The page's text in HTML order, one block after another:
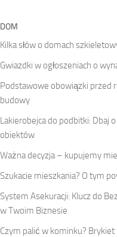
DOM
Kilka słów o domach
Gwiazdki w ogłoszeniach o
Podstawowe obowiązki przed
budowy
Lakierobejca do podbitki: Dbaj
obiektów
Ważna decyzja – kupujemy
Szukacie mieszkania? O tym
System Asekuracji: Klucz do
w Twoim Biznesie
Czym palić w kominku?